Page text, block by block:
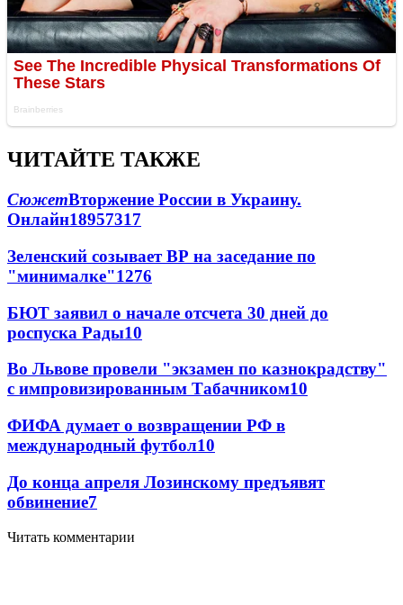
ЧИТАЙТЕ ТАКЖЕ
СюжетВторжение России в Украину.
Онлайн18957317
Зеленский созывает ВР на заседание по
"минималке"1276
БЮТ заявил о начале отсчета 30 дней до
роспуска Рады10
Во Львове провели "экзамен по казнокрадству"
с импровизированным Табачником10
ФИФА думает о возвращении РФ в
международный футбол10
До конца апреля Лозинскому предъявят
обвинение7
Читать комментарии